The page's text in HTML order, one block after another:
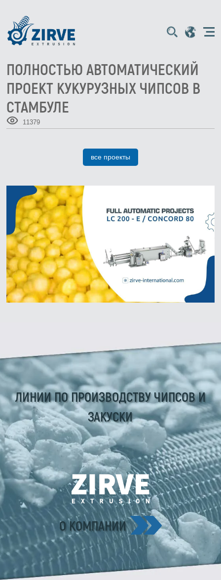
ПОЛНОСТЬЮ АВТОМАТИЧЕСКИЙ
ПРОЕКТ КУКУРУЗНЫХ ЧИПСОВ В
СТАМБУЛЕ
11379
все проекты
ЛИНИИ ПО ПРОИЗВОДСТВУ ЧИПСОВ И
ЗАКУСКИ
О КОМПАНИИ
Zirve Extrussion
Мы ответим как можно скорее